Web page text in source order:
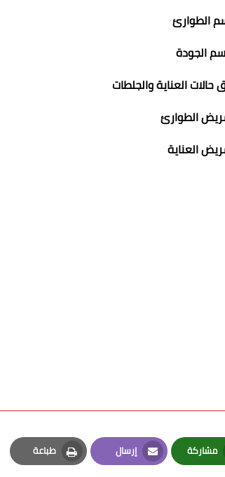
الطوارئ
الجودة
العناية والجلطات
الطوارئ
العناية
مشاركة
Whatsapp
إرسال
Email
طباعة
Print